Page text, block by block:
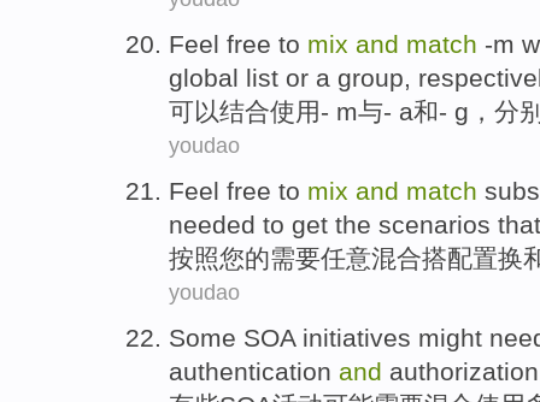
Feel free to mix and match -m
global list or a group,
可以结合使用- m与- a和- g ， 分
youdao
Feel free to mix and match
needed to get the scenarios
按照您的需要任意混合搭配置换
youdao
Some SOA initiatives might
authentication and authorization